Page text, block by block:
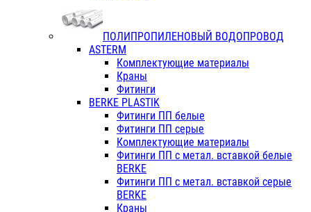
ПОЛИПРОПИЛЕНОВЫЙ ВОДОПРОВОД
ASTERM
Комплектующие материалы
Краны
Фитинги
BERKE PLASTIK
Фитинги ПП белые
Фитинги ПП серые
Комплектующие материалы
Фитинги ПП с метал. вставкой белые
BERKE
Фитинги ПП с метал. вставкой серые
BERKE
Краны